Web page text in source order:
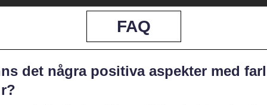
FAQ
det några positiva aspekter med